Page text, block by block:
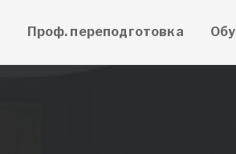
Проф. переподготовка